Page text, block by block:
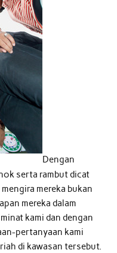
Dengan
serta rambut dicat
mereka bukan
mereka dalam
kami dan dengan
pertanyaan kami
di kawasan tersebut.